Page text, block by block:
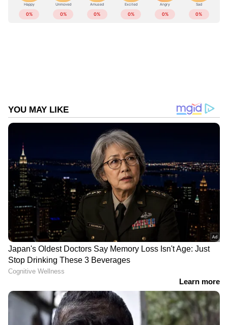
കൂടുതൽ വിൽപ്പന നടന്ന മാസം, കൂടെ
വാങ്ങിയത് സവാള!; കണക്കുമായി